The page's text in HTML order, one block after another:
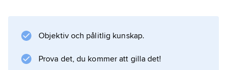
med viss procent räknat på vad som återstår
tillgodosetts.
Objektiv och pålitlig kunskap.
Prova det, du kommer att gilla det!